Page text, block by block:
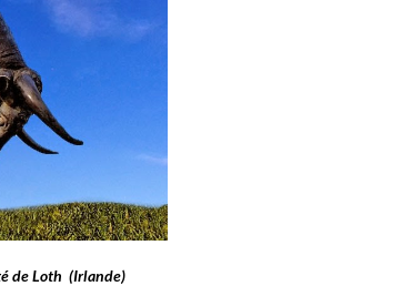
de Loth (Irlande)